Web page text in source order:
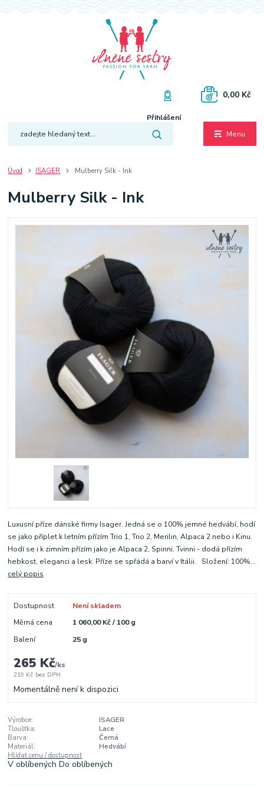
Menu
Přihlášení
0,00 Kč
Úvod ISAGER Mulberry Silk - Ink
Mulberry Silk - Ink
Luxusní příze dánské firmy Isager. Jedná se o 100% jemné hedvábí, hodí
se jako příplet k letním přízím Trio 1, Trio 2, Merilin, Alpaca 2 nebo i Kinu.
Hodí se i k zimním přízím jako je Alpaca 2, Spinni, Tvinni - dodá přízím
hebkost, eleganci a lesk. Příze se spřádá a barví v Itálii. Složení: 100%...
celý popis
Dostupnost
Není skladem
Měrná cena
1 060,00 Kč / 100 g
Balení
25 g
265 Kč/ks
219 Kč bez DPH
Momentálně není k dispozici
Výrobce:
ISAGER
Tloušťka:
Lace
Barva:
Černá
Materiál:
Hedvábí
Hlídat cenu / dostupnost
V oblíbenýchDo oblíbených